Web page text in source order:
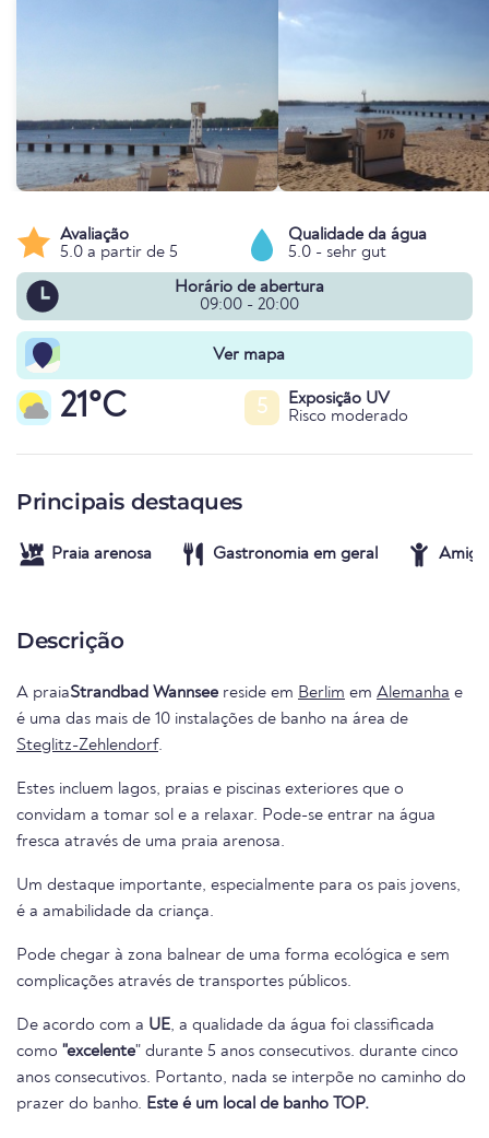
Avaliação
5.0 a partir de 5
Qualidade da água
5.0 - sehr gut
Horário de abertura
09:00 - 20:00
Ver mapa
21°C 5
Exposição UV
Risco moderado
Principais destaques
Praia arenosa Gastronomia em geral Amigo
Descrição
A praiaStrandbad Wannsee reside em Berlim em Alemanha e
é uma das mais de 10 instalações de banho na área de
Steglitz-Zehlendorf.
Estes incluem lagos, praias e piscinas exteriores que o
convidam a tomar sol e a relaxar. Pode-se entrar na água
fresca através de uma praia arenosa.
Um destaque importante, especialmente para os pais jovens,
é a amabilidade da criança.
Pode chegar à zona balnear de uma forma ecológica e sem
complicações através de transportes públicos.
De acordo com a UE, a qualidade da água foi classificada
como "excelente" durante 5 anos consecutivos. durante cinco
anos consecutivos. Portanto, nada se interpõe no caminho do
prazer do banho. Este é um local de banho TOP.